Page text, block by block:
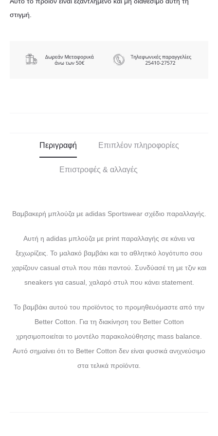
στιγμή.
Περιγραφή Επιπλέον πληροφορίες
Επιστροφές & αλλαγές
Βαμβακερή μπλούζα με adidas Sportswear σχέδιο παραλλαγής.
Αυτή η adidas μπλούζα με print παραλλαγής σε κάνει να
ξεχωρίζεις. Το μαλακό βαμβάκι και το αθλητικό λογότυπο σου
χαρίζουν casual στυλ που πάει παντού. Συνδύασέ τη με τζιν και
sneakers για casual, χαλαρό στυλ που κάνει statement.
Το βαμβάκι αυτού του προϊόντος το προμηθευόμαστε από την
Better Cotton. Για τη διακίνηση του Better Cotton
χρησιμοποιείται το μοντέλο παρακολούθησης mass balance.
Αυτό σημαίνει ότι το Better Cotton δεν είναι φυσικά ανιχνεύσιμο
στα τελικά προϊόντα.